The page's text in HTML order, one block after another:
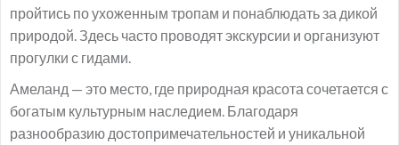
пройтись по ухоженным тропам и понаблюдать за дикой
природой. Здесь часто проводят экскурсии и организуют
прогулки с гидами.
Амеланд — это место, где природная красота сочетается с
богатым культурным наследием. Благодаря
разнообразию достопримечательностей и уникальной